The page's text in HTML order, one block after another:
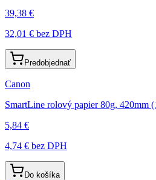
39,38 €
32,01 € bez DPH
Predobjednať
Canon
SmartLine rolový papier 80g, 420mm
5,84 €
4,74 € bez DPH
Do košíka